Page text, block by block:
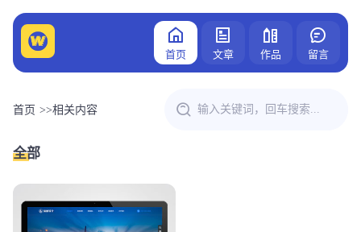
首页 文章 作品 留言
首页 >>相关内容
全部